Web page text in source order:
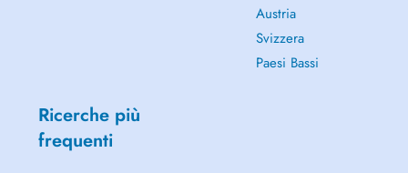
Austria
Svizzera
Paesi Bassi
Ricerche più
frequenti